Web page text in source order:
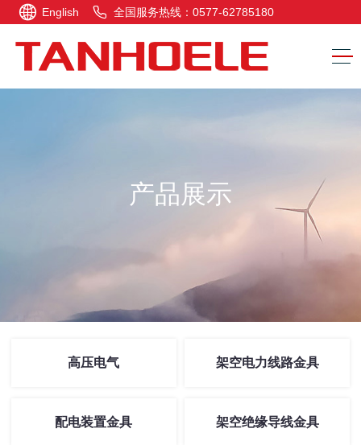
English 全国服务热线：0577-62785180
产品展示
高压电气 架空电力线路金具
配电装置金具 架空绝缘导线金具